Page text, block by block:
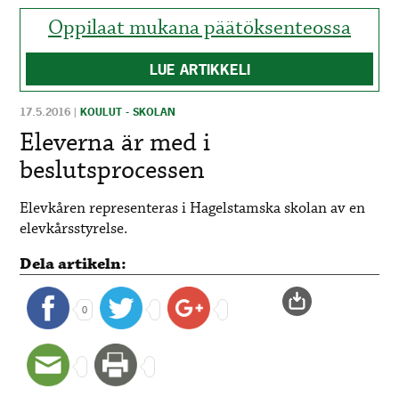
Oppilaat mukana päätöksenteossa
LUE ARTIKKELI
17.5.2016 |KOULUT - SKOLAN
Eleverna är med i
beslutsprocessen
Elevkåren representeras i Hagelstamska skolan av en
elevkårsstyrelse.
Dela artikeln:
0